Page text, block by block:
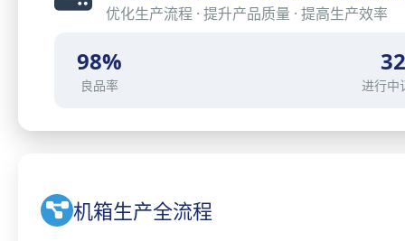
优化生产流程 · 提升产品质量 · 提高生产效率
98%
良品率
32
进行中
机箱生产全流程